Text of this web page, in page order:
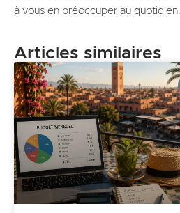
à vous en préoccuper au quotidien.
Articles similaires